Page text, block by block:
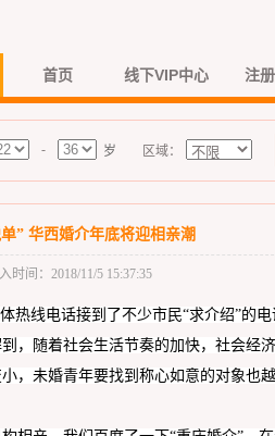
首页 线下VIP中心 注
- 岁 区域：
” 华西婚介年底将迎相亲潮
时间：2018/11/5 15:37:35
热线电话接到了不少市民“求介绍”的
，随着社会生活节奏的加快， 社会经
，未婚青年要找到称心如意的对象也